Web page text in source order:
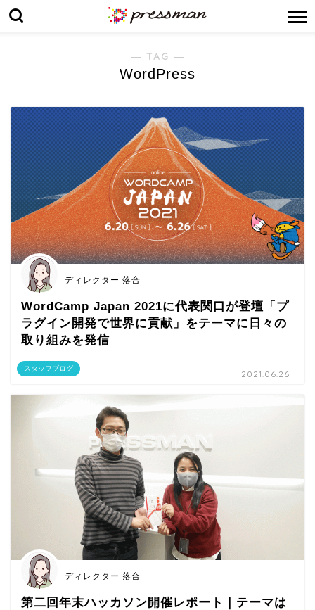
― TAG ―
WordPress
スタッフブログ
ディレクター 落合
WordCamp Japan 2021に代表関口が登壇「プ
ラグイン開発で世界に貢献」をテーマに日々の
取り組みを発信
2021.06.26
ディレクター 落合
第二回年末ハッカソン開催レポート｜テーマは